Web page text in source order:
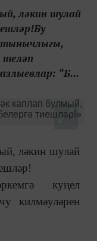
ләкин шулай
тынычлыгы,
теләп
“Б...
ләкин шулай
куңел
килмәуләрен